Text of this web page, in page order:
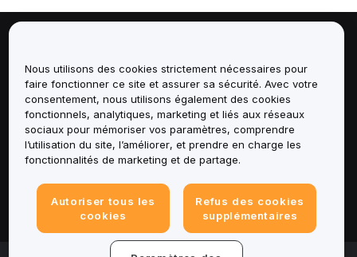
Services
Assistance
Produits
Mentions légales
Nous utilisons des cookies strictement nécessaires pour
faire fonctionner ce site et assurer sa sécurité. Avec votre
consentement, nous utilisons également des cookies
fonctionnels, analytiques, marketing et liés aux réseaux
sociaux pour mémoriser vos paramètres, comprendre
l’utilisation du site, l’améliorer, et prendre en charge les
fonctionnalités de marketing et de partage.
Autoriser tous les
cookies
Refus des cookies
supplémentaires